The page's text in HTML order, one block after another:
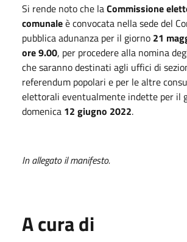
Si rende noto che laCommissione
comunaleè convocata nella sede del
pubblica adunanza per il giorno 21
ore 9.00, per procedere alla nomina
che saranno destinati agli uffici di
referendum popolari e per le altre
elettorali eventualmente indette per il
domenica 12 giugno 2022.
In allegato il manifesto.
A cura di